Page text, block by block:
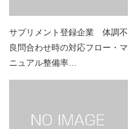
サプリメント登録企業 体調不
良問合わせ時の対応フロー・マ
ニュアル整備率…